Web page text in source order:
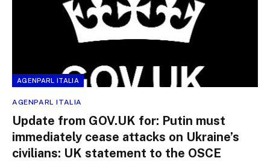
AGENPARL ITALIA
AGENPARL ITALIA
Update from GOV.UK for: Putin must
immediately cease attacks on Ukraine’s
civilians: UK statement to the OSCE